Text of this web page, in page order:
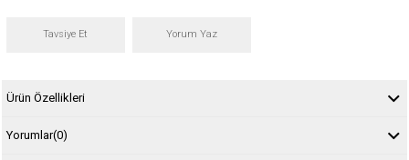
Tavsiye Et Yorum Yaz
Ürün Özellikleri
Yorumlar(0)